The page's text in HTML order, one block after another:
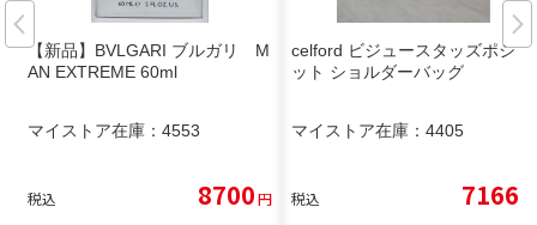
【新品】BVLGARI ブルガリ M
AN EXTREME 60ml
マイストア在庫： 4553
税込 8700円
celford ビジュースタッズポシェ
ット ショルダーバッグ
マイストア在庫： 4405
税込 7166